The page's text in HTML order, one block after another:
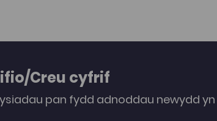
Creu cyfrif
pan fydd adnoddau newydd